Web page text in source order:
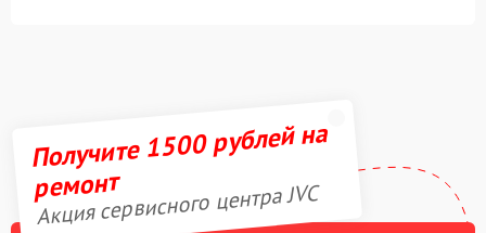
Получите 1500 рублей на
ремонт
Акция сервисного центра JVC